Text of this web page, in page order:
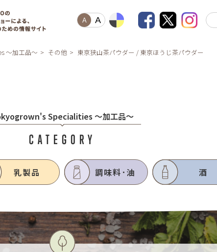
A A
─ 東京都
東京都の食
─ 森林・林
─ 水産業
─ ライブラ
～加工品～ その他 東京狭山茶パウダー / 東京ほうじ茶パウダー
Specialities ～加工品～
CATEGORY
乳製品 調味料･油 酒